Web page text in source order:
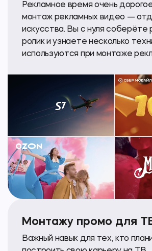
Рекламное время очень
монтаж рекламных видео —
искусства. Вы с нуля соберёте
ролик и узнаете несколько
используются при монтаже
Монтажу промо для
Важный навык для тех, кто